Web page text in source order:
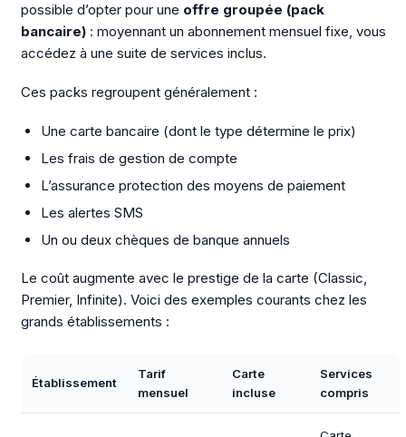
possible d’opter pour une offre groupée (pack
bancaire): moyennant un abonnement mensuel fixe, vous
accédez à une suite de services inclus.
Ces packs regroupent généralement :
Une carte bancaire (dont le type détermine le prix)
Les frais de gestion de compte
L’assurance protection des moyens de paiement
Les alertes SMS
Un ou deux chèques de banque annuels
Le coût augmente avec le prestige de la carte (Classic,
Premier, Infinite). Voici des exemples courants chez les
grands établissements :
Établissement
Tarif
mensuel
Carte
incluse
Services
compris